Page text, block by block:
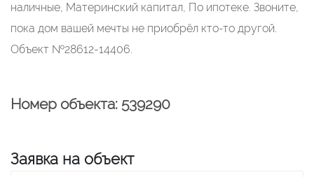
наличные, Материнский капитал, По ипотеке. Звоните,
пока дом вашей мечты не приобрёл кто-то другой.
Объект №28612-14406.
Номер объекта: 539290
Заявка на объект